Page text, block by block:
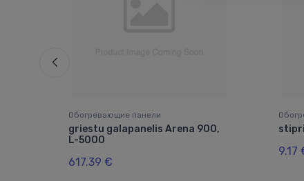
Обогревающие панели
griestu galapanelis Arena 900,
L-5000
617.39 €
9.17